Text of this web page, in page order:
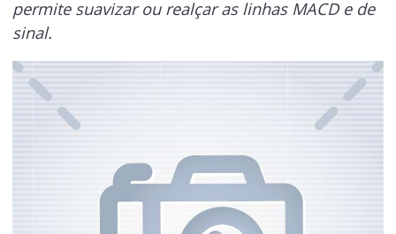
permite suavizar ou realçar as linhas MACD e de
sinal.